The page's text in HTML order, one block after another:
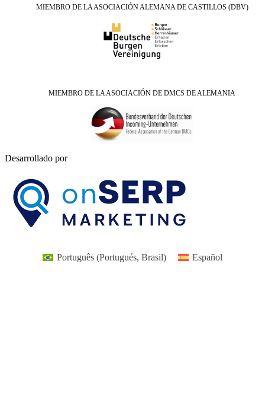
MIEMBRO DE LA ASOCIACIÓN ALEMANA DE CASTILLOS (DBV)
MIEMBRO DE LA ASOCIACIÓN DE DMCS DE ALEMANIA
Desarrollado por
Português (Portugués, Brasil) Español